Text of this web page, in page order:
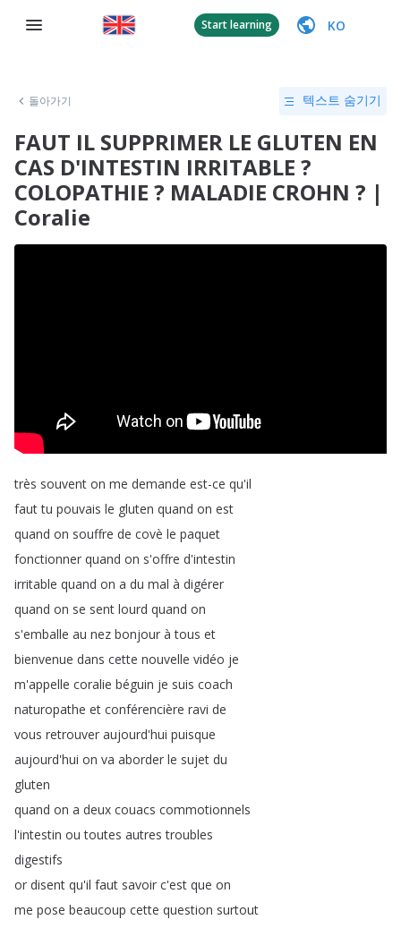
Start learning KO
돌아가기 텍스트 숨기기
FAUT IL SUPPRIMER LE GLUTEN EN
CAS D'INTESTIN IRRITABLE ?
COLOPATHIE ? MALADIE CROHN ? |
Coralie
très souvent on me demande est-ce qu'il
faut tu pouvais le gluten quand on est
quand on souffre de covè le paquet
fonctionner quand on s'offre d'intestin
irritable quand on a du mal à digérer
quand on se sent lourd quand on
s'emballe au nez bonjour à tous et
bienvenue dans cette nouvelle vidéo je
m'appelle coralie béguin je suis coach
naturopathe et conférencière ravi de
vous retrouver aujourd'hui puisque
aujourd'hui on va aborder le sujet du
gluten
quand on a deux couacs commotionnels
l'intestin ou toutes autres troubles
digestifs
or disent qu'il faut savoir c'est que on
me pose beaucoup cette question surtout